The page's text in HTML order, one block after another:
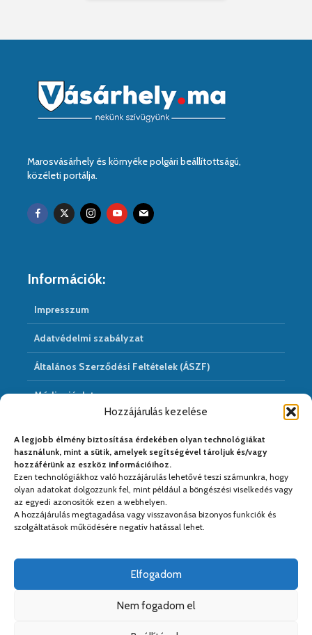
Hozzájárulás kezelése
A legjobb élmény biztosítása érdekében olyan technológiákat
használunk, mint a sütik, amelyek segítségével tároljuk és/vagy
hozzáférünk az eszköz információihoz.
Ezen technológiákhoz való hozzájárulás lehetővé teszi számunkra, hogy
olyan adatokat dolgozzunk fel, mint például a böngészési viselkedés vagy
az egyedi azonosítók ezen a webhelyen.
A hozzájárulás megtagadása vagy visszavonása bizonyos funkciók és
szolgáltatások működésére negatív hatással lehet.
Elfogadom
Nem fogadom el
Marosvásárhely és környéke polgári beállítottságú,
közéleti portálja.
Információk:
Impresszum
Adatvédelmi szabályzat
Általános Szerződési Feltételek (ÁSZF)
Médiaajánlat
Médiapartnereink: